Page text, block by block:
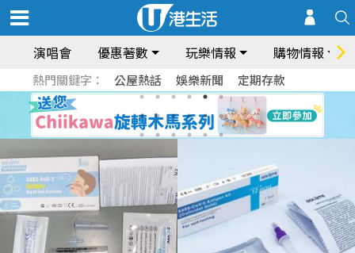
演唱會 優惠著數 玩樂情報 購物情報
熱門關鍵字： 公屋熱話 娛樂新聞 定期存款